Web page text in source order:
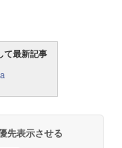
て最新記事
先表示させる